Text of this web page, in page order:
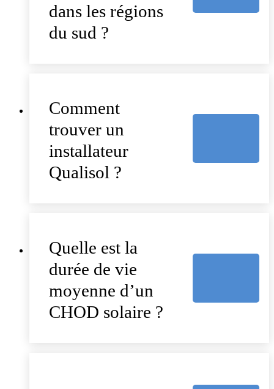
dans les régions
du sud ?
Comment
trouver un
installateur
Qualisol ?
Quelle est la
durée de vie
moyenne d’un
CHOD solaire ?